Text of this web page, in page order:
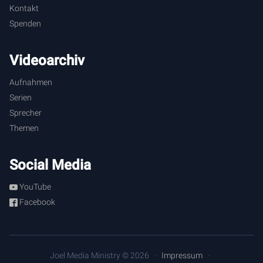
Kontakt
Spenden
Videoarchiv
Aufnahmen
Serien
Sprecher
Themen
Social Media
YouTube
Facebook
Joel Media Ministry © 2026
Impressum